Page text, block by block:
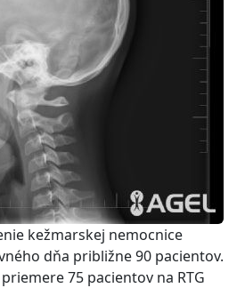
kežmarskej nemocnice
dňa približne 90 pacientov.
75 pacientov na RTG